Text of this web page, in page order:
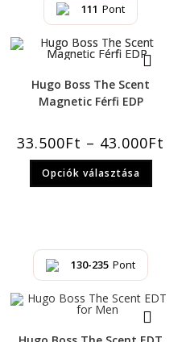
111 Pont
Hugo Boss The Scent
Magnetic Férfi EDP
33.500Ft – 43.000Ft
Opciók választása
130-235 Pont